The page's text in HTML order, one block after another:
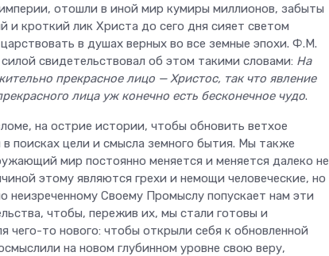
отошли в иной мир кумиры миллионов, забыты
и кроткий лик Христа до сего дня сияет светом
в душах верных во все земные эпохи. Ф.М.
свидетельствовал об этом такими словами: На
прекрасное лицо — Христос, так что явление
лица уж конечно есть бесконечное чудо.
на острие истории, чтобы обновить ветхое
в поисках цели и смысла земного бытия. Мы также
мир постоянно меняется и меняется далеко не
этому являются грехи и немощи человеческие, но
неизреченному Своему Промыслу попускает нам эти
чтобы, пережив их, мы стали готовы и
чего-то нового: чтобы открыли себя к обновленной
на новом глубинном уровне свою веру,